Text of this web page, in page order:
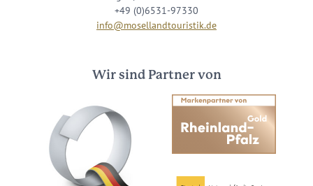
+49 (0)6531-97330
info@mosellandtouristik.de
Wir sind Partner von